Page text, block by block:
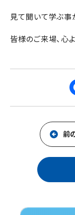
見て聞いて学ぶ事
皆様のご来場、心
前